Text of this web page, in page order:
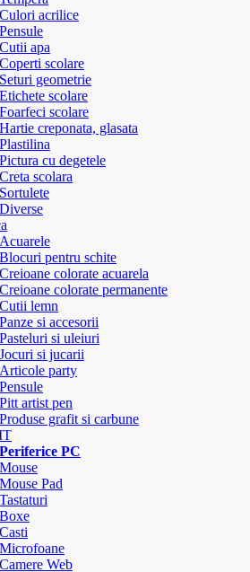
Culori acrilice
Pensule
Cutii apa
Coperti scolare
Seturi geometrie
Etichete scolare
Foarfeci scolare
Hartie creponata, glasata
Plastilina
Pictura cu degetele
Creta scolara
Sortulete
Diverse
Acuarele
Blocuri pentru schite
Creioane colorate acuarela
Creioane colorate permanente
Cutii lemn
Panze si accesorii
Pasteluri si uleiuri
Jocuri si jucarii
Articole party
Pensule
Pitt artist pen
Produse grafit si carbune
Periferice PC
Mouse
Mouse Pad
Tastaturi
Boxe
Casti
Microfoane
Camere Web